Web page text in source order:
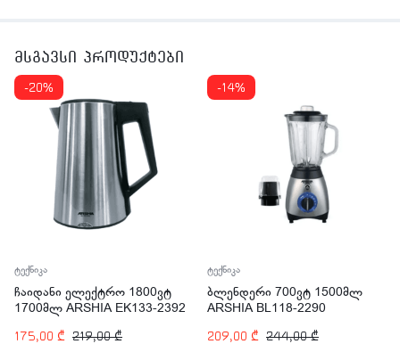
მსგავსი პროდუქტები
-20%
ტექნიკა
ჩაიდანი ელექტრო 1800ვტ
1700მლ ARSHIA EK133-2392
175,00 ₾ 219,00₾
-14%
ტექნიკა
ბლენდერი 700ვტ 1500მლ
ARSHIA BL118-2290
209,00 ₾ 244,00₾